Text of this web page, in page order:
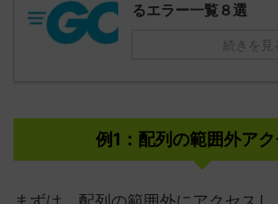
るエラー一覧８選
続きを見
例1：配列の範囲外ア